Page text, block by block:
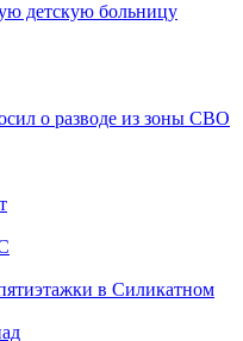
детскую больницу
о разводе из зоны СВО
в Силикатном